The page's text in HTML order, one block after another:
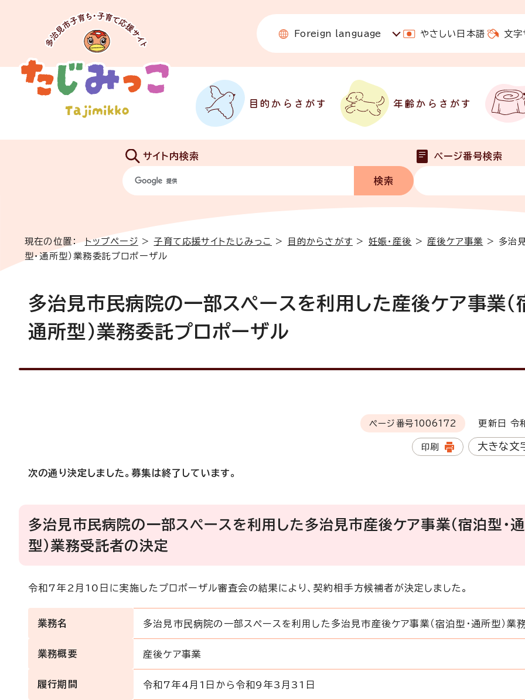
Foreign language やさしい日本語 文字
目的からさがす 年齢からさがす
サイト内検索 ページ番号検索
現在の位置：トップページ >子育て応援サイトたじみっこ > 目的からさがす > 妊娠・産後 > 産後ケア事業 > 多治
型・通所型）業務委託プロポーザル
多治見市民病院の一部スペースを利用した産後ケア事業（
通所型）業務委託プロポーザル
ページ番号1006172 更新日 令
印刷 大きな文
次の通り決定しました。募集は終了しています。
多治見市民病院の一部スペースを利用した多治見市産後ケア事業（宿泊型・
型）業務受託者の決定
令和7年2月10日に実施したプロポーザル審査会の結果により、契約相手方候補者が決定しました。
業務名 多治見市民病院の一部スペースを利用した多治見市産後ケア事業（宿泊型・通所型）業
業務概要 産後ケア事業
履行期間 令和7年4月1日から令和9年3月31日